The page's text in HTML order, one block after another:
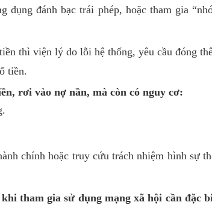
dụng đánh bạc trái phép, hoặc tham gia
thì viện lý do lỗi hệ thống, yêu cầu đóng
tiền.
rơi vào nợ nần, mà còn có nguy cơ:
chính hoặc truy cứu trách nhiệm hình sự
tham gia sử dụng mạng xã hội cần đặc